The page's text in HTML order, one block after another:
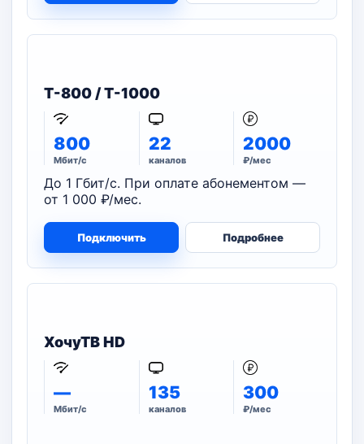
T-800 / T-1000
800
Мбит/с
22
каналов
2000
₽/мес
До 1 Гбит/с. При оплате абонементом —
от 1 000 ₽/мес.
Подключить Подробнее
ХочуТВ HD
—
Мбит/с
135
каналов
300
₽/мес